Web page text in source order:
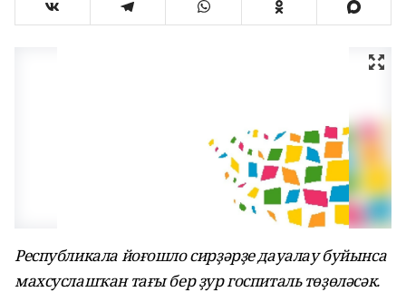
Республикала йоғошло сирҙәрҙе дауалау буйынса
махсуслашҡан тағы бер ҙур госпиталь төҙөләсәк.